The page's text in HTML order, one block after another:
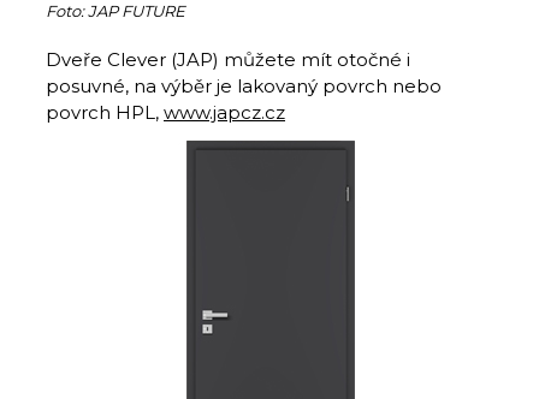
Foto: JAP FUTURE
Dveře Clever (JAP) můžete mít otočné i
posuvné, na výběr je lakovaný povrch nebo
povrch HPL, www.japcz.cz